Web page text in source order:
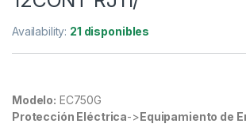
Availability: 21 disponibles
Modelo: EC750G
Protección Eléctrica-> Equipamiento de